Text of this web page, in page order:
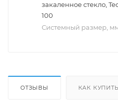
закаленное стекло,
100
Системный размер,
ОТЗЫВЫ КАК КУПИТЬ